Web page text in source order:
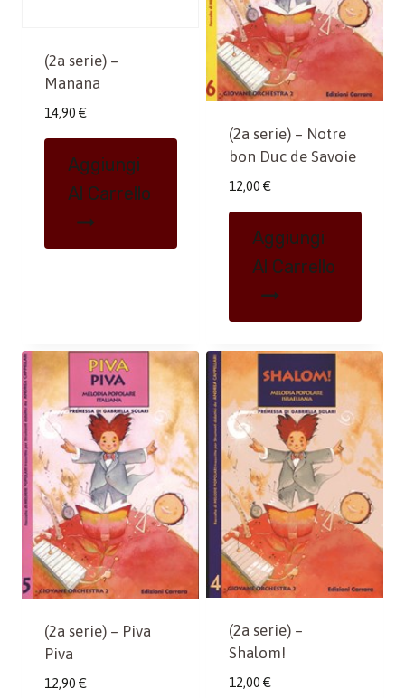
(2a serie) –
Manana
14,90 €
Aggiungi
Al Carrello
(2a serie) – Notre
bon Duc de Savoie
12,00 €
Aggiungi
Al Carrello
(2a serie) – Piva
Piva
12,90 €
(2a serie) –
Shalom!
12,00 €